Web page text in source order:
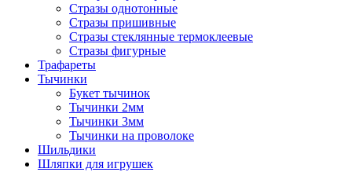
Стразы однотонные
Стразы пришивные
Стразы стеклянные термоклеевые
Стразы фигурные
Трафареты
Тычинки
Букет тычинок
Тычинки 2мм
Тычинки 3мм
Тычинки на проволоке
Шильдики
Шляпки для игрушек